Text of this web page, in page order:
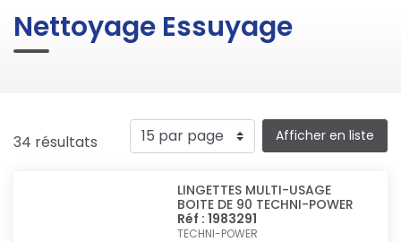
Nettoyage Essuyage
34 résultats Afficher en liste
LINGETTES MULTI-USAGE
BOITE DE 90 TECHNI-POWER
Réf : 1983291
TECHNI-POWER